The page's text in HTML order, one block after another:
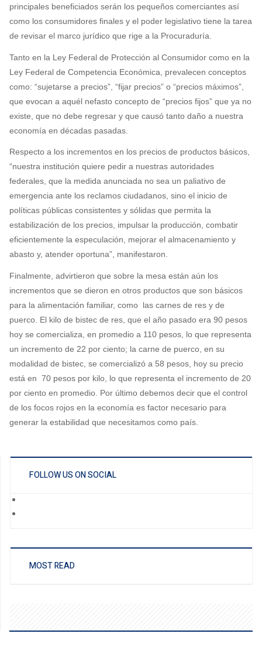
principales beneficiados serán los pequeños comerciantes así
como los consumidores finales y el poder legislativo tiene la tarea
de revisar el marco jurídico que rige a la Procuraduría.
Tanto en la Ley Federal de Protección al Consumidor como en la
Ley Federal de Competencia Económica, prevalecen conceptos
como: “sujetarse a precios”, “fijar precios” o “precios máximos”,
que evocan a aquél nefasto concepto de “precios fijos” que ya no
existe, que no debe regresar y que causó tanto daño a nuestra
economía en décadas pasadas.
Respecto a los incrementos en los precios de productos básicos,
“nuestra institución quiere pedir a nuestras autoridades
federales, que la medida anunciada no sea un paliativo de
emergencia ante los reclamos ciudadanos, sino el inicio de
políticas públicas consistentes y sólidas que permita la
estabilización de los precios, impulsar la producción, combatir
eficientemente la especulación, mejorar el almacenamiento y
abasto y, atender oportuna”, manifestaron.
Finalmente, advirtieron que sobre la mesa están aún los
incrementos que se dieron en otros productos que son básicos
para la alimentación familiar, como las carnes de res y de
puerco. El kilo de bistec de res, que el año pasado era 90 pesos
hoy se comercializa, en promedio a 110 pesos, lo que representa
un incremento de 22 por ciento; la carne de puerco, en su
modalidad de bistec, se comercializó a 58 pesos, hoy su precio
está en 70 pesos por kilo, lo que representa el incremento de 20
por ciento en promedio. Por último debemos decir que el control
de los focos rojos en la economía es factor necesario para
generar la estabilidad que necesitamos como país.
FOLLOW US ON SOCIAL
MOST READ